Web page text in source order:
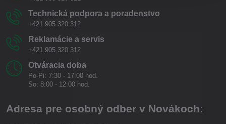
Technická podpora a poradenstvo
+421 905 320 312
Reklamácie a servis
+421 905 320 312
Otváracia doba
Po-Pi: 7:30 - 17:00 hod.
So: 8:00 - 12:00 hod.
Adresa pre osobný odber v Novákoch: